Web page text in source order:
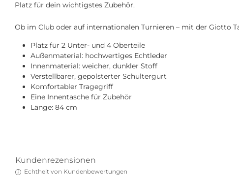
Platz für dein wichtigstes Zubehör.
Ob im Club oder auf internationalen Turnieren – mit der Giotto
Platz für 2 Unter- und 4 Oberteile
Außenmaterial: hochwertiges Echtleder
Innenmaterial: weicher, dunkler Stoff
Verstellbarer, gepolsterter Schultergurt
Komfortabler Tragegriff
Eine Innentasche für Zubehör
Länge: 84 cm
Kundenrezensionen
Echtheit von Kundenbewertungen